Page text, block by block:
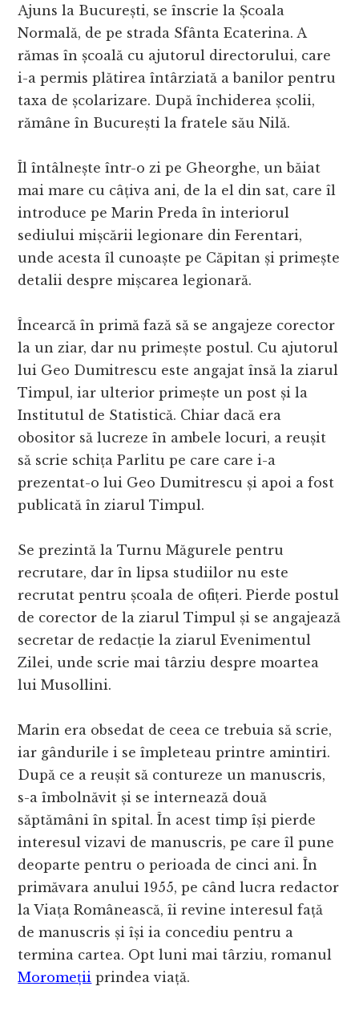
Ajuns la București, se înscrie la Școala
Normală, de pe strada Sfânta Ecaterina. A
rămas în școală cu ajutorul directorului, care
i-a permis plătirea întârziată a banilor pentru
taxa de școlarizare. După închiderea școlii,
rămâne în București la fratele său Nilă.
Îl întâlnește într-o zi pe Gheorghe, un băiat
mai mare cu câțiva ani, de la el din sat, care îl
introduce pe Marin Preda în interiorul
sediului mișcării legionare din Ferentari,
unde acesta îl cunoaște pe Căpitan și primește
detalii despre mișcarea legionară.
Încearcă în primă fază să se angajeze corector
la un ziar, dar nu primește postul. Cu ajutorul
lui Geo Dumitrescu este angajat însă la ziarul
Timpul, iar ulterior primește un post și la
Institutul de Statistică. Chiar dacă era
obositor să lucreze în ambele locuri, a reușit
să scrie schița Parlitu pe care care i-a
prezentat-o lui Geo Dumitrescu și apoi a fost
publicată în ziarul Timpul.
Se prezintă la Turnu Măgurele pentru
recrutare, dar în lipsa studiilor nu este
recrutat pentru școala de ofițeri. Pierde postul
de corector de la ziarul Timpul și se angajează
secretar de redacție la ziarul Evenimentul
Zilei, unde scrie mai târziu despre moartea
lui Musollini.
Marin era obsedat de ceea ce trebuia să scrie,
iar gândurile i se împleteau printre amintiri.
După ce a reușit să contureze un manuscris,
s-a îmbolnăvit și se internează două
săptămâni în spital. În acest timp își pierde
interesul vizavi de manuscris, pe care îl pune
deoparte pentru o perioada de cinci ani. În
primăvara anului 1955, pe când lucra redactor
la Viața Românească, îi revine interesul față
de manuscris și își ia concediu pentru a
termina cartea. Opt luni mai târziu, romanul
Moromeții prindea viață.